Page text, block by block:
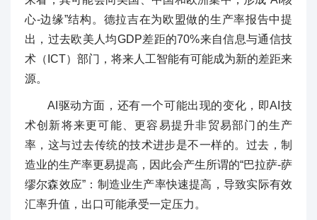
心-边缘”结构。德拉吉在为欧盟做的生产率报告中提
出，过去欧美人均GDP差距的70%来自信息与通信技
术（ICT）部门，将来人工智能有可能成为新的差距来
源。
AI驱动方面，还有一个可能出现的变化，即AI技
术创新将来更可能、更容易提升非贸易部门的生产
率，这与过去传统的技术进步是不一样的。过去，制
造业的生产率更易提高，因此会产生所谓的“巴拉萨-萨
缪尔森效应”：制造业生产率快速提高，导致实际有效
汇率升值，出口可能承受一定压力。